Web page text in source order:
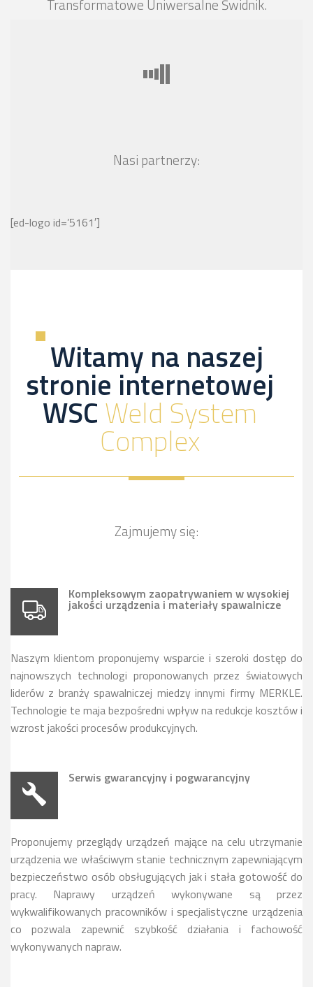
Transformatowe Uniwersalne Świdnik.
Nasi partnerzy:
[ed-logo id=’5161′]
Witamy na naszej
stronie internetowej
WSCWeld System
Complex
Zajmujemy się:
Kompleksowym zaopatrywaniem w wysokiej
jakości urządzenia i materiały spawalnicze
Naszym klientom proponujemy wsparcie i szeroki dostęp do
najnowszych technologi proponowanych przez światowych
liderów z branży spawalniczej miedzy innymi firmy MERKLE.
Technologie te maja bezpośredni wpływ na redukcje kosztów i
wzrost jakości procesów produkcyjnych.
Serwis gwarancyjny i pogwarancyjny
Proponujemy przeglądy urządzeń mające na celu utrzymanie
urządzenia we właściwym stanie technicznym zapewniającym
bezpieczeństwo osób obsługujących jak i stała gotowość do
pracy. Naprawy urządzeń wykonywane są przez
wykwalifikowanych pracowników i specjalistyczne urządzenia
co pozwala zapewnić szybkość działania i fachowość
wykonywanych napraw.